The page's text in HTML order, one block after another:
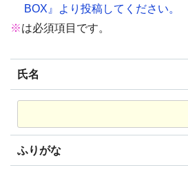
BOX』より投稿してください。
※は必須項目です。
氏名
ふりがな